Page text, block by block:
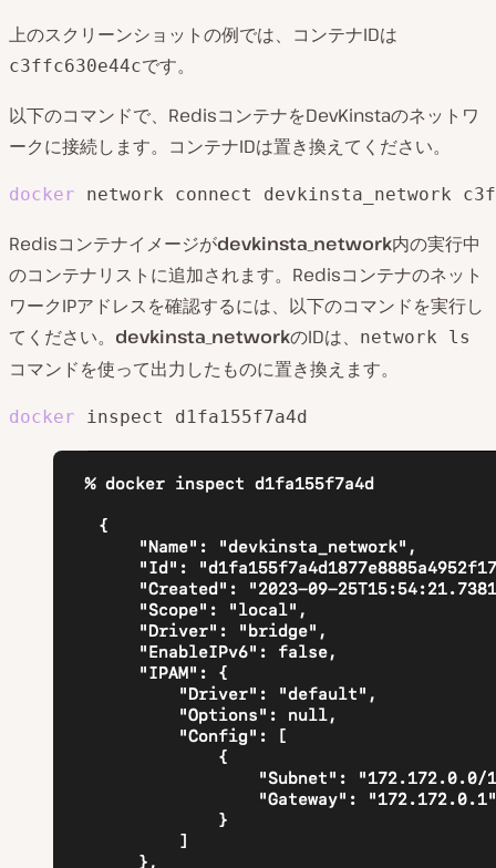
上のスクリーンショットの例では、コンテナIDは
c3ffc630e44cです。
以下のコマンドで、RedisコンテナをDevKinstaのネットワ
ークに接続します。コンテナIDは置き換えてください。
docker network connect devkinsta_network
Redisコンテナイメージがdevkinsta_network内の実行中
のコンテナリストに追加されます。Redisコンテナのネット
ワークIPアドレスを確認するには、以下のコマンドを実行し
てください。 devkinsta_networkのIDは、 network ls
コマンドを使って出力したものに置き換えます。
docker inspect d1fa155f7a4d